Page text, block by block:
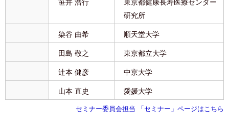
研究所
染谷 由希 順天堂大学
田島 敬之 東京都立大学
辻本 健彦 中京大学
山本 直史 愛媛大学
セミナー委員会担当 「セミナー」ページはこちら